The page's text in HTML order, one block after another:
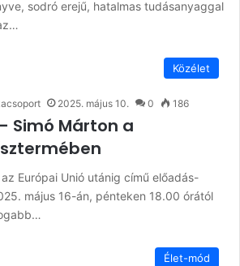
sodró erejű, hatalmas tudásanyaggal
Közélet
2025. május 10. 0 186
Simó Márton a
Európai Unió utánig című előadás-
május 16-án, pénteken 18.00 órától
Élet-mód